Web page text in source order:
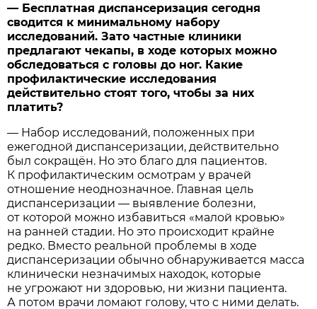
— Бесплатная диспансеризация сегодня
сводится к минимальному набору
исследований. Зато частные клиники
предлагают чекапы, в ходе которых можно
обследоваться с головы до ног. Какие
профилактические исследования
действительно стоят того, чтобы за них
платить?
— Набор исследований, положенных при
ежегодной диспансеризации, действительно
был сокращён. Но это благо для пациентов.
К профилактическим осмотрам у врачей
отношение неоднозначное. Главная цель
диспансеризации — выявление болезни,
от которой можно избавиться «малой кровью»
на ранней стадии. Но это происходит крайне
редко. Вместо реальной проблемы в ходе
диспансеризации обычно обнаруживается масса
клинически незначимых находок, которые
не угрожают ни здоровью, ни жизни пациента.
А потом врачи ломают голову, что с ними делать.